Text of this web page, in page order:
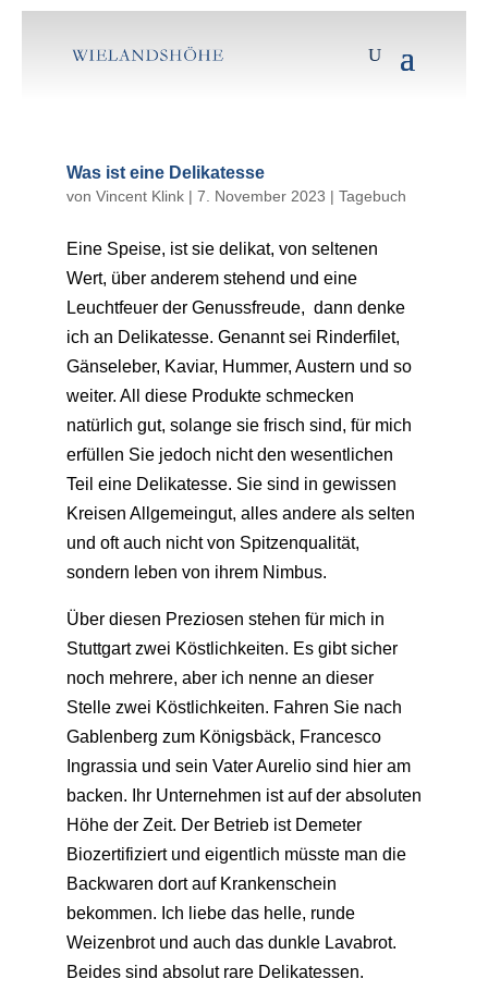
Was ist eine Delikatesse
von Vincent Klink| 7. November 2023 | Tagebuch
Eine Speise, ist sie delikat, von seltenen
Wert, über anderem stehend und eine
Leuchtfeuer der Genussfreude, dann denke
ich an Delikatesse. Genannt sei Rinderfilet,
Gänseleber, Kaviar, Hummer, Austern und so
weiter. All diese Produkte schmecken
natürlich gut, solange sie frisch sind, für mich
erfüllen Sie jedoch nicht den wesentlichen
Teil eine Delikatesse. Sie sind in gewissen
Kreisen Allgemeingut, alles andere als selten
und oft auch nicht von Spitzenqualität,
sondern leben von ihrem Nimbus.
Über diesen Preziosen stehen für mich in
Stuttgart zwei Köstlichkeiten. Es gibt sicher
noch mehrere, aber ich nenne an dieser
Stelle zwei Köstlichkeiten. Fahren Sie nach
Gablenberg zum Königsbäck, Francesco
Ingrassia und sein Vater Aurelio sind hier am
backen. Ihr Unternehmen ist auf der absoluten
Höhe der Zeit. Der Betrieb ist Demeter
Biozertifiziert und eigentlich müsste man die
Backwaren dort auf Krankenschein
bekommen. Ich liebe das helle, runde
Weizenbrot und auch das dunkle Lavabrot.
Beides sind absolut rare Delikatessen.